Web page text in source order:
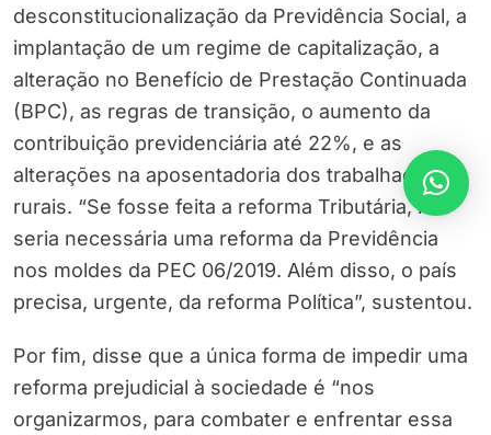
desconstitucionalização da Previdência Social, a
implantação de um regime de capitalização, a
alteração no Benefício de Prestação Continuada
(BPC), as regras de transição, o aumento da
contribuição previdenciária até 22%, e as
alterações na aposentadoria dos trabalhadores
rurais. “Se fosse feita a reforma Tributária, não
seria necessária uma reforma da Previdência
nos moldes da PEC 06/2019. Além disso, o país
precisa, urgente, da reforma Política”, sustentou.
Por fim, disse que a única forma de impedir uma
reforma prejudicial à sociedade é “nos
organizarmos, para combater e enfrentar essa